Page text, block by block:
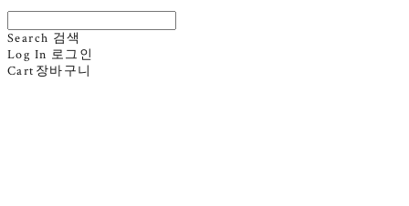
Search 검색
Log In 로그인
Cart 장바구니